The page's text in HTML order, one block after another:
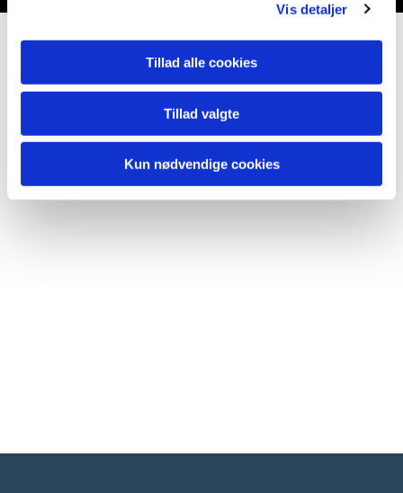
Vis detaljer
Tillad alle cookies
Tillad valgte
Kun nødvendige cookies